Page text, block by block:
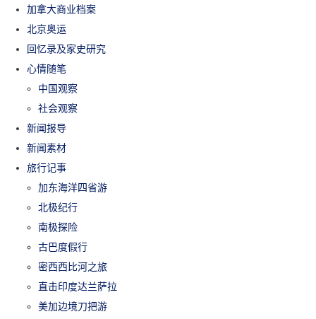
加拿大商业档案
北京奥运
回忆录及家史研究
心情随笔
中国观察
社会观察
新闻报导
新闻素材
旅行记事
加东海洋四省游
北极纪行
南极探险
古巴度假行
密西西比河之旅
直击印度达兰萨拉
美加边境刀把游